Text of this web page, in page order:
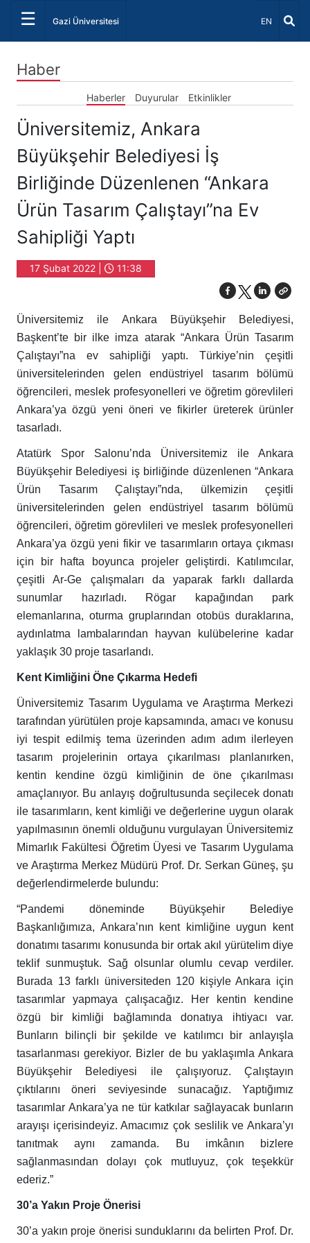
☰ Gazi Üniversitesi Dil Seçiniz
EN
Haber
Haberler Duyurular Etkinlikler
Üniversitemiz, Ankara
Büyükşehir Belediyesi İş
Birliğinde Düzenlenen “Ankara
Ürün Tasarım Çalıştayı”na Ev
Sahipliği Yaptı
17 Şubat 2022 | 11:38
Üniversitemiz ile Ankara Büyükşehir Belediyesi,
Başkent’te bir ilke imza atarak “Ankara Ürün Tasarım
Çalıştayı”na ev sahipliği yaptı. Türkiye’nin çeşitli
üniversitelerinden gelen endüstriyel tasarım bölümü
öğrencileri, meslek profesyonelleri ve öğretim görevlileri
Ankara’ya özgü yeni öneri ve fikirler üreterek ürünler
tasarladı.
Atatürk Spor Salonu’nda Üniversitemiz ile Ankara
Büyükşehir Belediyesi iş birliğinde düzenlenen “Ankara
Ürün Tasarım Çalıştayı”nda, ülkemizin çeşitli
üniversitelerinden gelen endüstriyel tasarım bölümü
öğrencileri, öğretim görevlileri ve meslek profesyonelleri
Ankara’ya özgü yeni fikir ve tasarımların ortaya çıkması
için bir hafta boyunca projeler geliştirdi. Katılımcılar,
çeşitli Ar-Ge çalışmaları da yaparak farklı dallarda
sunumlar hazırladı. Rögar kapağından park
elemanlarına, oturma gruplarından otobüs duraklarına,
aydınlatma lambalarından hayvan kulübelerine kadar
yaklaşık 30 proje tasarlandı.
Kent Kimliğini Öne Çıkarma Hedefi
Üniversitemiz Tasarım Uygulama ve Araştırma Merkezi
tarafından yürütülen proje kapsamında, amacı ve konusu
iyi tespit edilmiş tema üzerinden adım adım ilerleyen
tasarım projelerinin ortaya çıkarılması planlanırken,
kentin kendine özgü kimliğinin de öne çıkarılması
amaçlanıyor. Bu anlayış doğrultusunda seçilecek donatı
ile tasarımların, kent kimliği ve değerlerine uygun olarak
yapılmasının önemli olduğunu vurgulayan Üniversitemiz
Mimarlık Fakültesi Öğretim Üyesi ve Tasarım Uygulama
ve Araştırma Merkez Müdürü Prof. Dr. Serkan Güneş, şu
değerlendirmelerde bulundu:
“Pandemi döneminde Büyükşehir Belediye
Başkanlığımıza, Ankara’nın kent kimliğine uygun kent
donatımı tasarımı konusunda bir ortak akıl yürütelim diye
teklif sunmuştuk. Sağ olsunlar olumlu cevap verdiler.
Burada 13 farklı üniversiteden 120 kişiyle Ankara için
tasarımlar yapmaya çalışacağız. Her kentin kendine
özgü bir kimliği bağlamında donatıya ihtiyacı var.
Bunların bilinçli bir şekilde ve katılımcı bir anlayışla
tasarlanması gerekiyor. Bizler de bu yaklaşımla Ankara
Büyükşehir Belediyesi ile çalışıyoruz. Çalıştayın
çıktılarını öneri seviyesinde sunacağız. Yaptığımız
tasarımlar Ankara’ya ne tür katkılar sağlayacak bunların
arayışı içerisindeyiz. Amacımız çok seslilik ve Ankara’yı
tanıtmak aynı zamanda. Bu imkânın bizlere
sağlanmasından dolayı çok mutluyuz, çok teşekkür
ederiz.”
30’a Yakın Proje Önerisi
30’a yakın proje önerisi sunduklarını da belirten Prof. Dr.